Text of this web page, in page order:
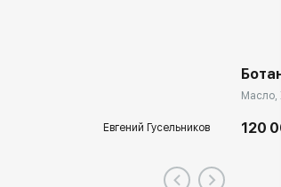
Евгений Гусельников
Масло,
120